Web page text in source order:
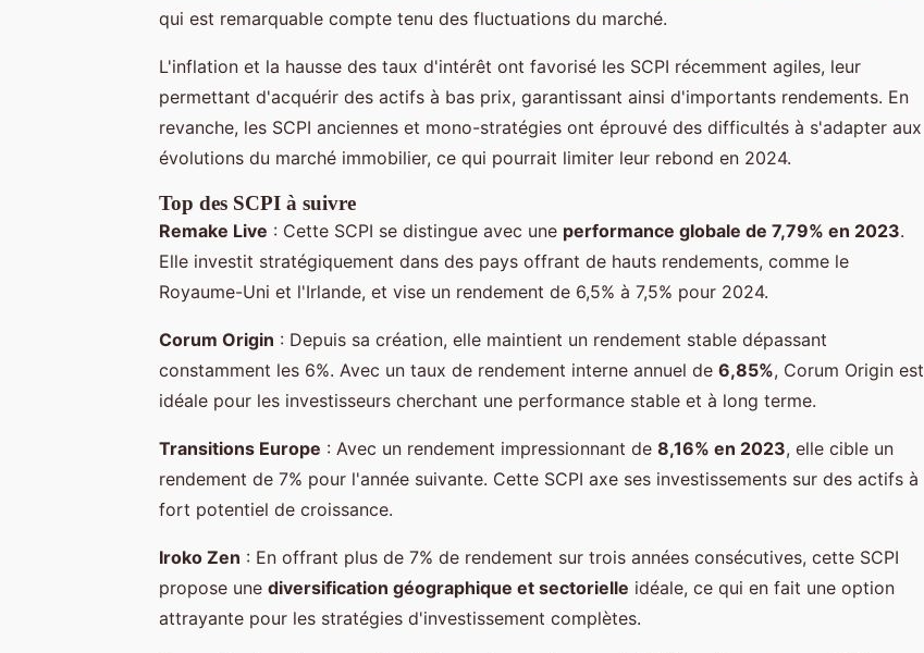
qui est remarquable compte tenu des fluctuations du marché.
L'inflation et la hausse des taux d'intérêt ont favorisé les SCPI récemment agiles, leur
permettant d'acquérir des actifs à bas prix, garantissant ainsi d'importants rendements. En
revanche, les SCPI anciennes et mono-stratégies ont éprouvé des difficultés à s'adapter aux
évolutions du marché immobilier, ce qui pourrait limiter leur rebond en 2024.
Top des SCPI à suivre
Remake Live : Cette SCPI se distingue avec une performance globale de 7,79% en 2023.
Elle investit stratégiquement dans des pays offrant de hauts rendements, comme le
Royaume-Uni et l'Irlande, et vise un rendement de 6,5% à 7,5% pour 2024.
Corum Origin : Depuis sa création, elle maintient un rendement stable dépassant
constamment les 6%. Avec un taux de rendement interne annuel de 6,85%, Corum Origin est
idéale pour les investisseurs cherchant une performance stable et à long terme.
Transitions Europe : Avec un rendement impressionnant de 8,16% en 2023, elle cible un
rendement de 7% pour l'année suivante. Cette SCPI axe ses investissements sur des actifs à
fort potentiel de croissance.
Iroko Zen : En offrant plus de 7% de rendement sur trois années consécutives, cette SCPI
propose une diversification géographique et sectorielle idéale, ce qui en fait une option
attrayante pour les stratégies d'investissement complètes.